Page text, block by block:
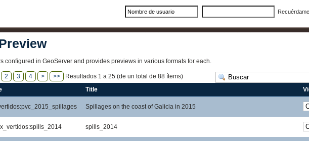
Recuérdame
configured in GeoServer and provides previews in various formats for each.
2 3 4 > >>
Resultados 1 a 25 (de un total de 88 ítems)
Title
Spillages on the coast of Galicia in 2015
spills_2014